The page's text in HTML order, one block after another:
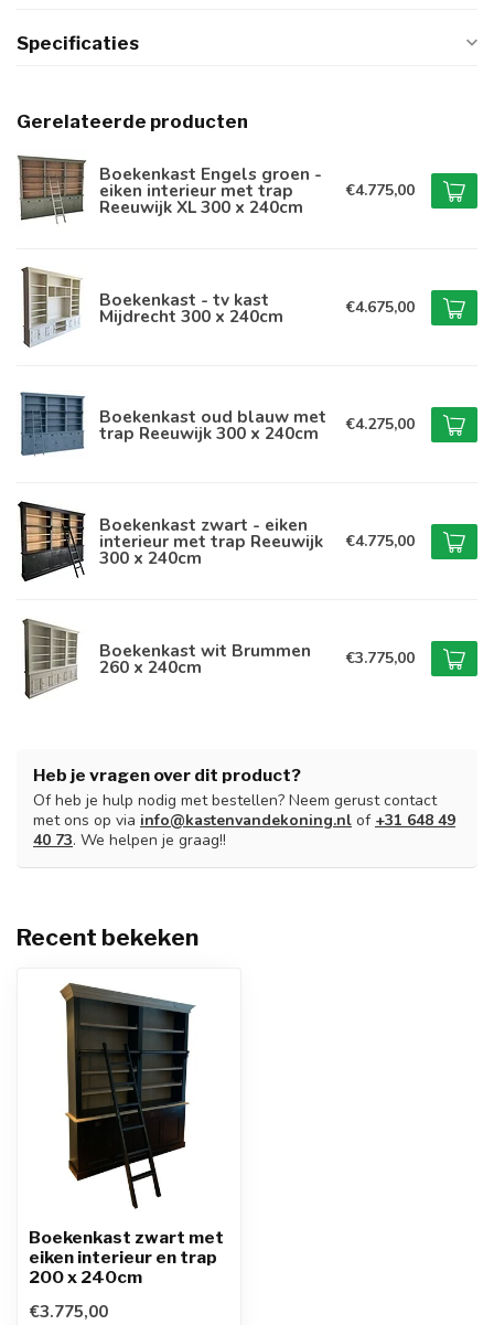
Specificaties
Gerelateerde producten
Boekenkast Engels groen -
eiken interieur met trap
Reeuwijk XL 300 x 240cm
€4.775,00
Boekenkast - tv kast
Mijdrecht 300 x 240cm €4.675,00
Boekenkast oud blauw met
trap Reeuwijk 300 x 240cm €4.275,00
Boekenkast zwart - eiken
interieur met trap Reeuwijk
300 x 240cm
€4.775,00
Boekenkast wit Brummen
260 x 240cm €3.775,00
Heb je vragen over dit product?
Of heb je hulp nodig met bestellen? Neem gerust contact
met ons op via info@kastenvandekoning.nl of +31 648 49
40 73. We helpen je graag!!
Recent bekeken
Boekenkast zwart met
eiken interieur en trap
200 x 240cm
€3.775,00